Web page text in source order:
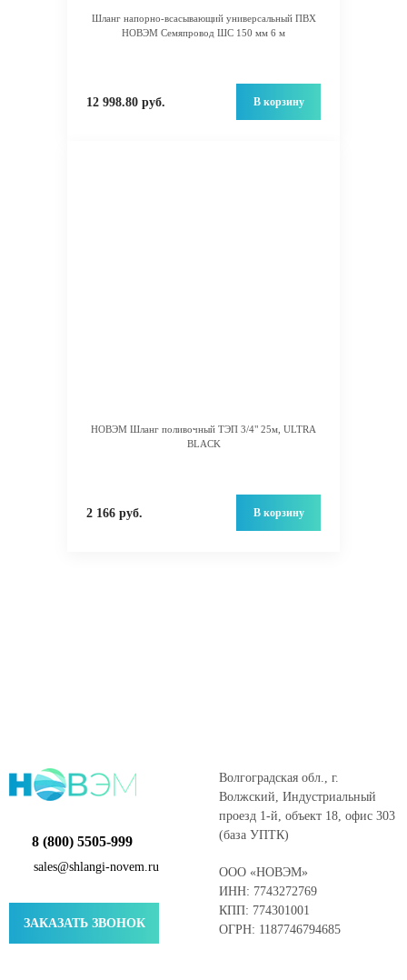
Шланг напорно-всасывающий универсальный ПВХ
НОВЭМ Семяпровод ШС 150 мм 6 м
12 998.80 руб. В корзину
НОВЭМ Шланг поливочный ТЭП 3/4" 25м, ULTRA
BLACK
2 166 руб. В корзину
8 (800) 5505-999
sales@shlangi-novem.ru
ЗАКАЗАТЬ ЗВОНОК
Волгоградская обл., г.
Волжский, Индустриальный
проезд 1-й, объект 18, офис 303
(база УПТК)
ООО «НОВЭМ»
ИНН: 7743272769
КПП: 774301001
ОГРН: 1187746794685